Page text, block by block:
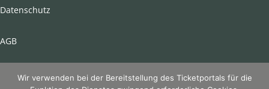
Datenschutz
AGB
Impressum
Wir verwenden bei der Bereitstellung des Ticketportals für die